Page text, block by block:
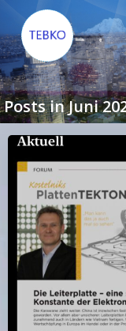
Posts in Juni